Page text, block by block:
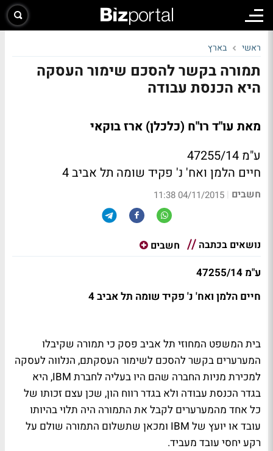
ראשי בארץ
תמורה בקשר להסכם שימור העסקה
היא הכנסת עבודה
מאת עו"ד רו"ח (כלכלן) ארז בוקאי
ע"מ 47255/14
חיים הלמן ואח' נ' פקיד שומה תל אביב 4
חשבים |
04/11/2015 11:38
נושאים בכתבה חשבים
ע"מ 47255/14
חיים הלמן ואח' נ' פקיד שומה תל אביב 4
בית המשפט המחוזי תל אביב פסק כי תמורה שקיבלו
המערערים בקשר להסכם לשימור העסקתם, הנלווה לעסקה
למכירת מניות החברה שהם היו בעליה לחברת IBM, היא
בגדר הכנסת עבודה ולא בגדר רווח הון, שכן עצם זכותו של
כל אחד מהמערערים לקבל את התמורה היה תלוי בהיותו
עובד או יועץ של IBM ומכאן שתשלום התמורה שולם על
רקע יחסי עובד מעביד.